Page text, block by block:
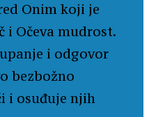
Onim koji je
i Očeva mudrost.
i odgovor
bezbožno
i osuđuje njih